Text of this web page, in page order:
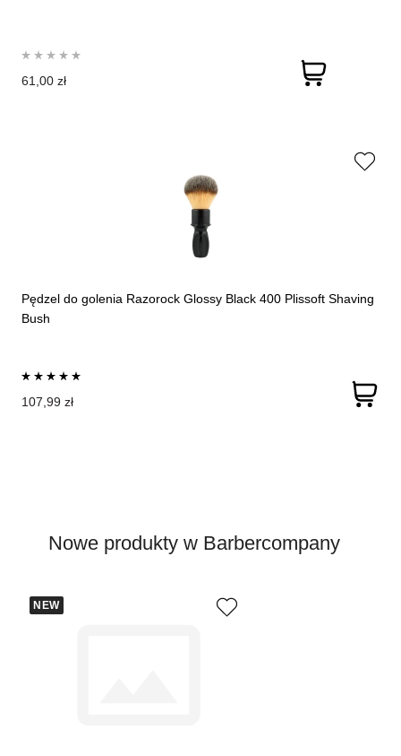
61,00 zł
Pędzel do golenia Razorock Glossy Black 400 Plissoft Shaving
Bush
107,99 zł
Nowe produkty w Barbercompany
NEW